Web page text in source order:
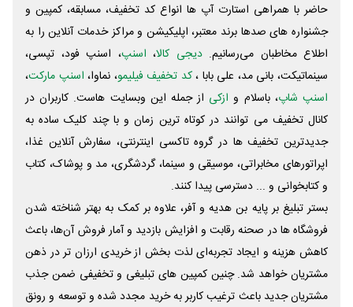
حاضر با همراهی استارت آپ ها انواع کد تخفیف، مسابقه، کمپین و
جشنواره های صدها برند معتبر، اپلیکیشن و مراکز خدمات آنلاین را به
اطلاع مخاطبان می‌رسانیم. دیجی کالا، اسنپ، اسنپ فود، تپسی،
سینماتیکت، بانی مد، علی‌ بابا ،کد تخفیف فیلیمو، نماوا، اسنپ مارکت،
اسنپ شاپ، باسلام و ازکی از جمله این وبسایت ‌هاست. کاربران در
کانال تخفیف می توانند در کوتاه ترین زمان و با چند کلیک ساده به
جدیدترین تخفیف ها در گروه تاکسی اینترنتی، سفارش آنلاین غذا،
اپراتورهای مخابراتی، موسیقی و سینما، گردشگری، مد و پوشاک، کتاب
و کتابخوانی و ... دسترسی پیدا کنند.
بستر تبلیغ بر پایه بن هدیه و آفر، علاوه بر کمک به بهتر شناخته شدن
فروشگاه ها در صحنه رقابت و افزایش بازدید و آمار فروش آن‌ها، باعث
کاهش هزینه و ایجاد تجربه‌ای لذت بخش از خریدی ارزان تر در ذهن
مشتریان خواهد شد. چنین کمپین های تبلیغی و تخفیفی ضمن جذب
مشتریان جدید باعث ترغیب کاربر به خرید مجدد شده و توسعه و رونق